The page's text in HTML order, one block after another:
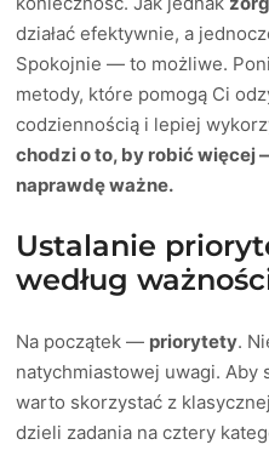
działać efektywnie, a
Spokojnie — to możliwe.
metody, które pomogą Ci
codziennością i lepiej
chodzi o to, by robić więcej
naprawdę ważne.
Ustalanie
według
Na początek — priorytety.
natychmiastowej uwagi. Aby
warto skorzystać z klasycznej
dzieli zadania na cztery